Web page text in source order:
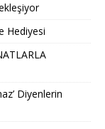
Hediyesi
Diyenlerin